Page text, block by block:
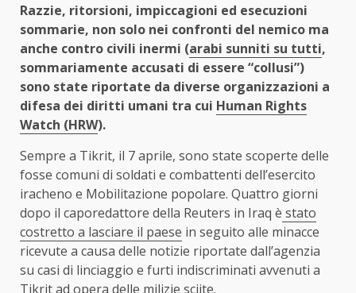
Razzie, ritorsioni, impiccagioni ed esecuzioni
sommarie, non solo nei confronti del nemico ma
anche contro civili inermi (arabi sunniti su tutti,
sommariamente accusati di essere “collusi”)
sono state riportate da diverse organizzazioni a
difesa dei diritti umani tra cui Human Rights
Watch (HRW).
Sempre a Tikrit, il 7 aprile, sono state scoperte delle
fosse comuni di soldati e combattenti dell’esercito
iracheno e Mobilitazione popolare. Quattro giorni
dopo il caporedattore della Reuters in Iraq è stato
costretto a lasciare il paese in seguito alle minacce
ricevute a causa delle notizie riportate dall’agenzia
su casi di linciaggio e furti indiscriminati avvenuti a
Tikrit ad opera delle milizie sciite.